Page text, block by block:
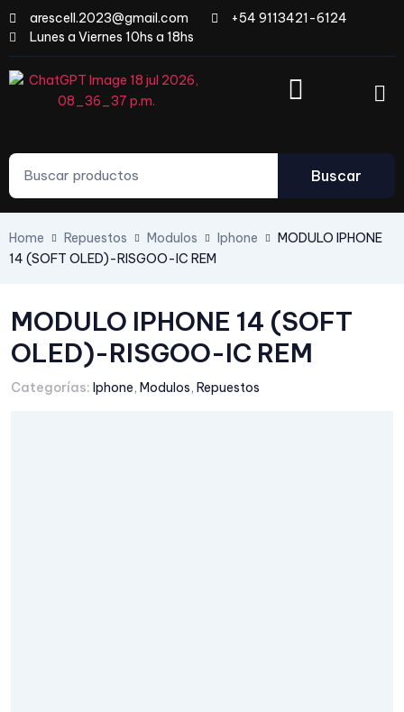
arescell.2023@gmail.com
+54 9113421-6124
Lunes a Viernes 10hs a 18hs
Buscar
Home Repuestos Modulos Iphone
MODULO IPHONE
14 (SOFT OLED)-RISGOO-IC REM
MODULO IPHONE 14 (SOFT
OLED)-RISGOO-IC REM
Categorías: Iphone, Modulos, Repuestos